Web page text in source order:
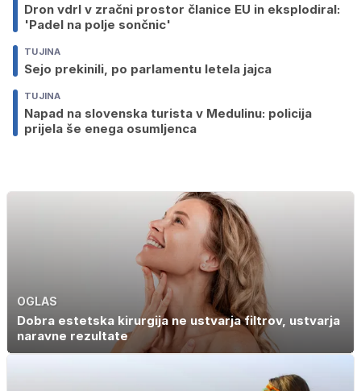
Dron vdrl v zračni prostor članice EU in eksplodiral:
'Padel na polje sončnic'
TUJINA
Sejo prekinili, po parlamentu letela jajca
TUJINA
Napad na slovenska turista v Medulinu: policija
prijela še enega osumljenca
OGLAS
Dobra estetska kirurgija ne ustvarja filtrov, ustvarja
naravne rezultate